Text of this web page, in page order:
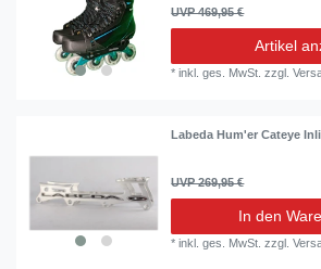
UVP 469,95 €
Artikel
*inkl. ges. MwSt. zzgl.
Labeda Hum'er Cateye
UVP 269,95 €
In den
*inkl. ges. MwSt. zzgl.